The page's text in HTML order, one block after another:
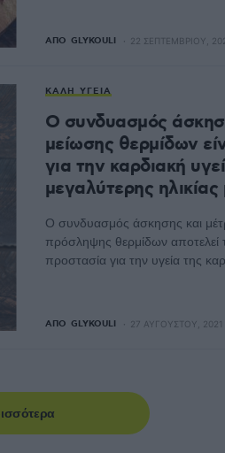
ΑΠΌ GLYKOULI 22 ΣΕΠΤΕΜΒΡΊΟΥ,
ΚΑΛΉ ΥΓΕΊΑ
Ο συνδυασμός
μείωσης θερμίδων
για την καρδιακή
μεγαλύτερης
Ο συνδυασμός άσκησης και
πρόσληψης θερμίδων αποτελεί
προστασία για την υγεία της
ΑΠΌ GLYKOULI 27 ΑΥΓΟΎΣΤΟΥ, 2021